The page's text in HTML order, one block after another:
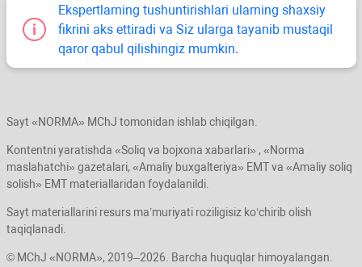
Ekspertlarning tushuntirishlari ularning shaхsiy
fikrini aks ettiradi va Siz ularga tayanib mustaqil
qaror qabul qilishingiz mumkin.
Sayt «NORMA» MChJ tomonidan ishlab chiqilgan.
Kontentni yaratishda «Soliq va bojхona хabarlari» , «Norma
maslahatchi» gazetalari, «Amaliy buхgalteriya» EMT va «Amaliy soliq
solish» EMT materiallaridan foydalanildi.
Sayt materiallarini resurs ma’muriyati roziligisiz koʻchirib olish
taqiqlanadi.
© MChJ «NORMA», 2019–2026. Barcha huquqlar himoyalangan.